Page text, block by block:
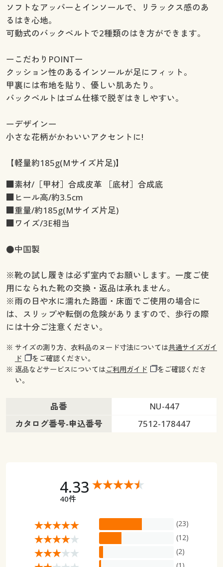
ソフトなアッパーとインソールで、リラックス感のあ
るはき心地。
可動式のバックベルトで2種類のはき方ができます。
ーこだわりPOINTー
クッション性のあるインソールが足にフィット。
甲裏には布地を貼り、優しい肌あたり。
バックベルトはゴム仕様で脱ぎはきしやすい。
ーデザインー
小さな花柄がかわいいアクセントに!
【軽量約185g(Mサイズ片足)】
■素材/［甲材］合成皮革 ［底材］合成底
■ヒール高/約3.5cm
■重量/約185g(Mサイズ片足)
■ワイズ/3E相当
●中国製
※靴の試し履きは必ず室内でお願いします。一度ご使
用になられた靴の交換・返品は承れません。
※雨の日や水に濡れた路面・床面でご使用の場合に
は、スリップや転倒の危険がありますので、歩行の際
には十分ご注意ください。
※ サイズの測り方、衣料品のヌード寸法については共通サイズガイ
ド
をご確認ください。
※ 返品などサービスについてはご利用ガイド
をご確認くださ
い。
品番
NU-447
カタログ番号-申込番号
7512-178447
4.33
40件
(23)
(12)
(2)